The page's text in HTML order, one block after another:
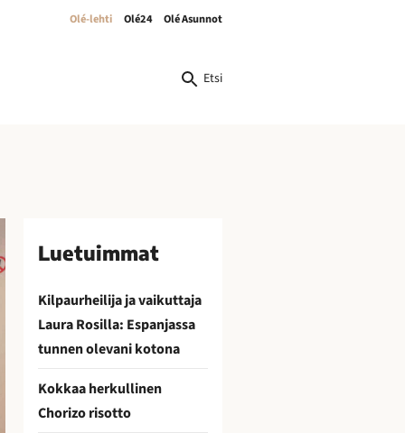
Olé-lehti Olé24 Olé Asunnot
Etsi
Luetuimmat
Kilpaurheilija ja vaikuttaja
Laura Rosilla: Espanjassa
tunnen olevani kotona
Kokkaa herkullinen
Chorizo risotto